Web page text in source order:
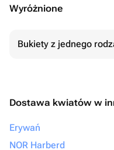
Wyróżnione
Bukiety z jednego
Dostawa kwiatów w
Erywań
NOR Harberd